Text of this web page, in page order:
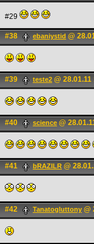
#29
#38 ebaniystid @
#39 teste2 @ 28.01.11
#40 science @
#41 bRAZILR @
#42 Tanatogluttony @